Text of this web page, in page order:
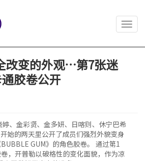
改变的外观…第7张迷
胶卷公开
、金彩贤、金多妍、日喀则、休宁巴希
始的两天里公开了成员们强烈外貌变身
GUM》的角色胶卷。 通过第1
，开普勒以破格性的变化面貌，作为凉